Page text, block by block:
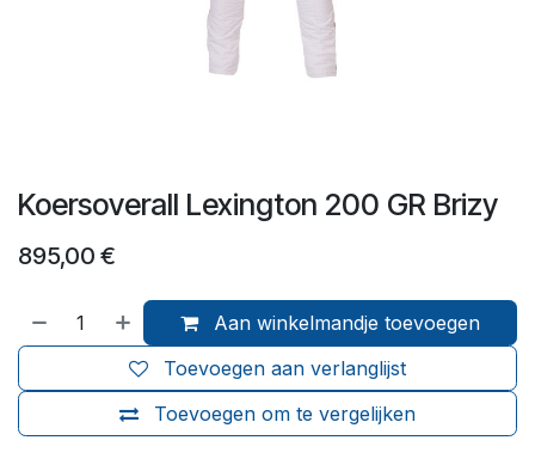
Koersoverall Lexington 200 GR Brizy
895,00 €
Aan winkelmandje toevoegen
Toevoegen om te vergelijken
Toevoegen aan verlanglijst